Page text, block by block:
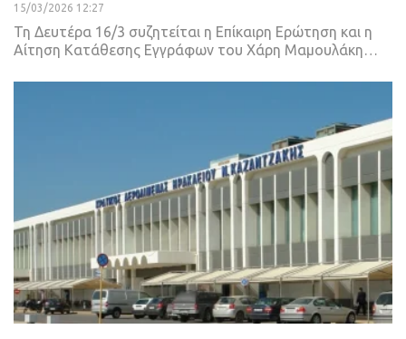
15/03/2026 12:27
Τη Δευτέρα 16/3 συζητείται η Επίκαιρη Ερώτηση και η
Αίτηση Κατάθεσης Εγγράφων του Χάρη Μαμουλάκη…